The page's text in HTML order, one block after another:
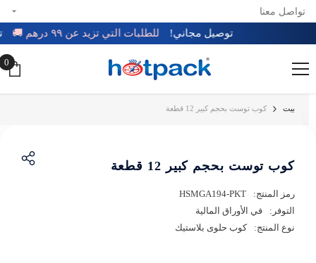
تخطي إلى المحتوى
تواصل معنا
توصيل مجاني! للطلبات التي تزيد عن ٩٩ درهم 🚚
0
0
بيت كوب توست بحجم كبير 12 قطعة
كوب توست بحجم كبير 12 قطعة
رمز المنتج:
HSMGA194-PKT
التوفر:
في الأوراق المالية
نوع المنتج:
كوب حلوى بلاستيك